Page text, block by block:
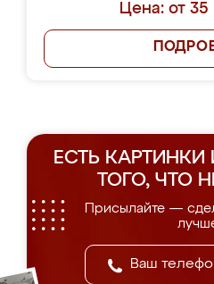
Цена: от
ЕСТЬ
ТОГО, ЧТО
Присылайте —